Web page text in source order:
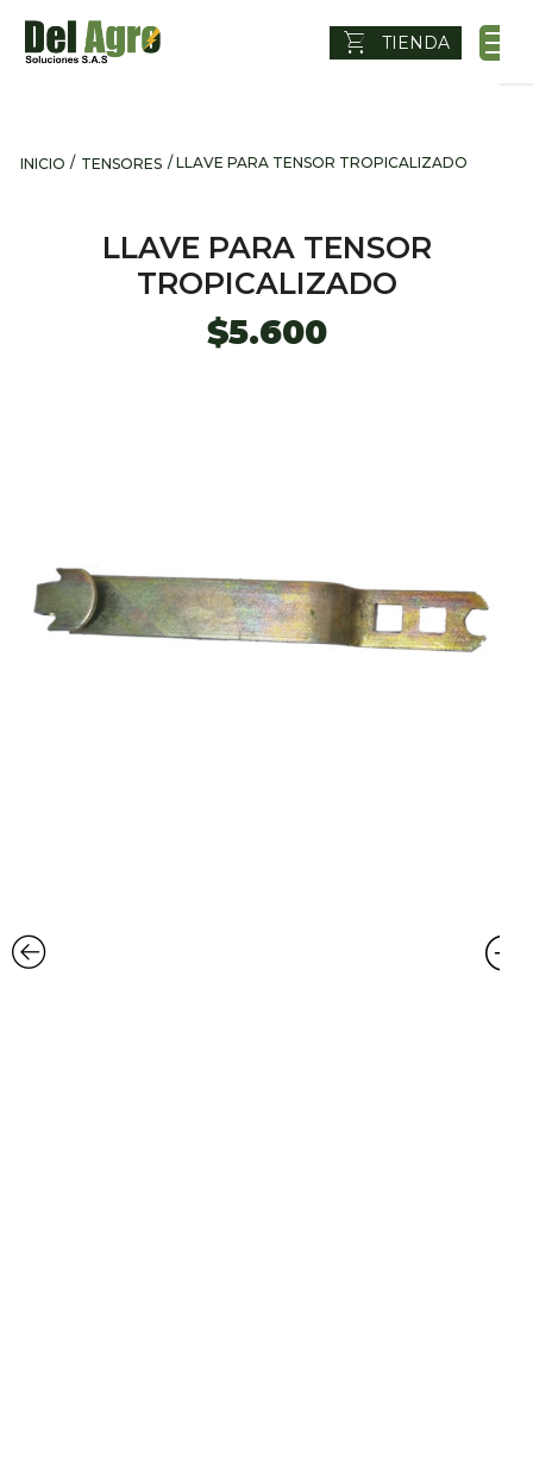
shopping_cart TIENDA
INICIO / TENSORES / LLAVE PARA TENSOR TROPICALIZADO
LLAVE PARA TENSOR
TROPICALIZADO
$5.600